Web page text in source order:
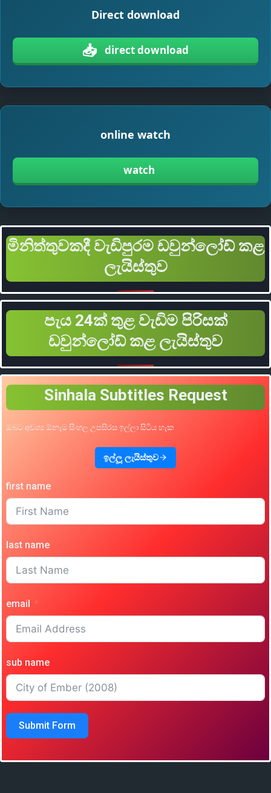
Direct download
📥 direct download
online watch
watch
මිනිත්තුවකදී වැඩිපුරම ඩවුන්ලෝඩ් කළ
ලැයිස්තුව
පැය 24ක් තුළ වැඩිම පිරිසක්
ඩවුන්ලෝඩ් කළ ලැයිස්තුව
Sinhala Subtitles Request
ඔබට අවශ්‍ය ඕනෑම සිංහල උපසිරස ඉල්ලා සිටිය හැක
ඉල්ලූ ලැයිස්තුව
first name
last name
email
sub name
Submit Form